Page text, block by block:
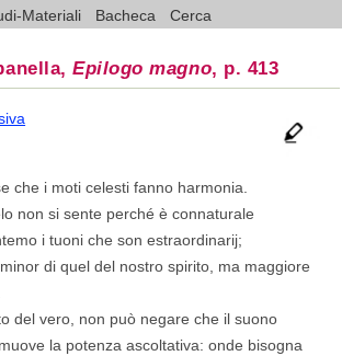
Materiali
Bacheca Cerca
Epilogo magno, p. 413
che i moti celesti fanno harmonia.
non si sente perché è connaturale
i tuoni che son estraordinarij;
di quel del nostro spirito, ma maggiore
del vero, non può negare che il suono
la potenza ascoltativa: onde bisogna